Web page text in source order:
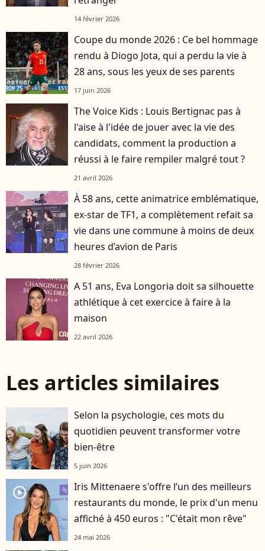
14 février 2026
Coupe du monde 2026 : Ce bel hommage
rendu à Diogo Jota, qui a perdu la vie à
28 ans, sous les yeux de ses parents
17 juin 2026
The Voice Kids : Louis Bertignac pas à
l'aise à l'idée de jouer avec la vie des
candidats, comment la production a
réussi à le faire rempiler malgré tout ?
21 avril 2026
À 58 ans, cette animatrice emblématique,
ex-star de TF1, a complètement refait sa
vie dans une commune à moins de deux
heures d’avion de Paris
28 février 2026
A 51 ans, Eva Longoria doit sa silhouette
athlétique à cet exercice à faire à la
maison
22 avril 2026
Les articles similaires
Selon la psychologie, ces mots du
quotidien peuvent transformer votre
bien-être
5 juin 2026
player2
Iris Mittenaere s'offre l’un des meilleurs
restaurants du monde, le prix d'un menu
affiché à 450 euros : "C'était mon rêve"
24 mai 2026